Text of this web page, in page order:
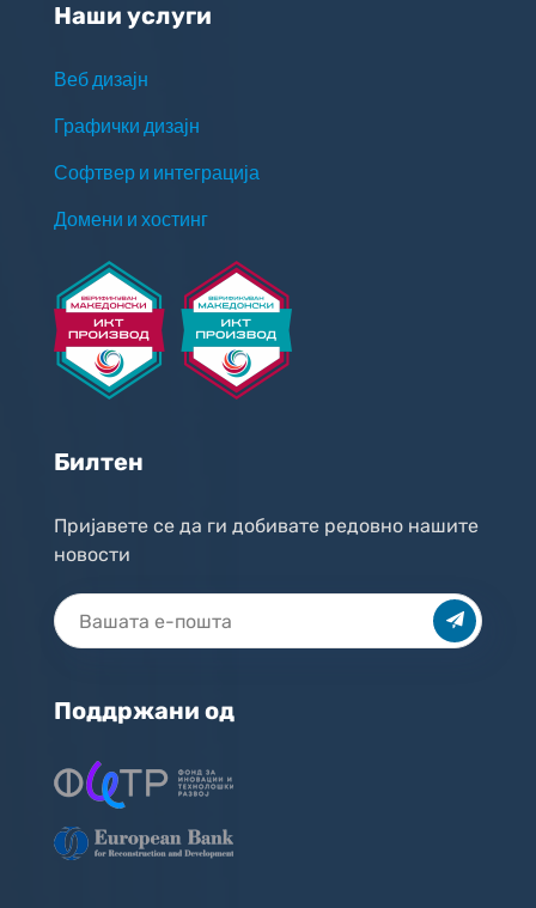
Наши услуги
Веб дизајн
Графички дизајн
Софтвер и интеграција
Домени и хостинг
Билтен
Пријавете се да ги добивате редовно нашите
новости
Поддржани од